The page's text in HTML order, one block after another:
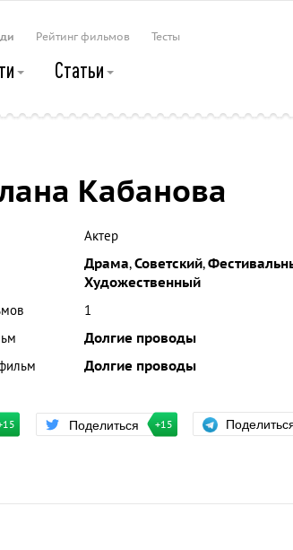
Рейтинг фильмов Тесты
Статьи
Кабанова
Актер
Драма,Советский,
Художественный
1
Долгие проводы
Долгие проводы
Поделиться +15